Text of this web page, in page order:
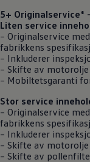
5+ Originalservice*
Liten service
– Originalservice
fabrikkens
– Inkluderer
– Skifte av
– Mobiltetsgaranti
Stor service
– Originalservice
fabrikkens
– Inkluderer
– Skifte av
– Skifte av